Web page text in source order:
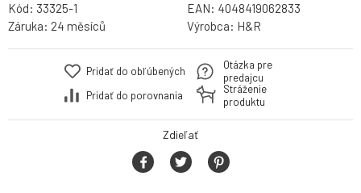
Kód: 33325-1 EAN: 4048419062833
Záruka: 24 Výrobca: H&R
Pridať do obľúbených
Pridať do porovnania
Otázka pre
predajcu
Stráženie
produktu
Zdieľať